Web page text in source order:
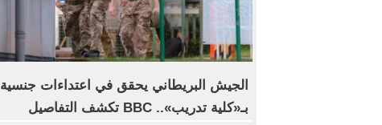
الجيش البريطاني يحقق في اعتداءات جنسية
بـ«كلية تدريب».. BBC تكشف التفاصيل